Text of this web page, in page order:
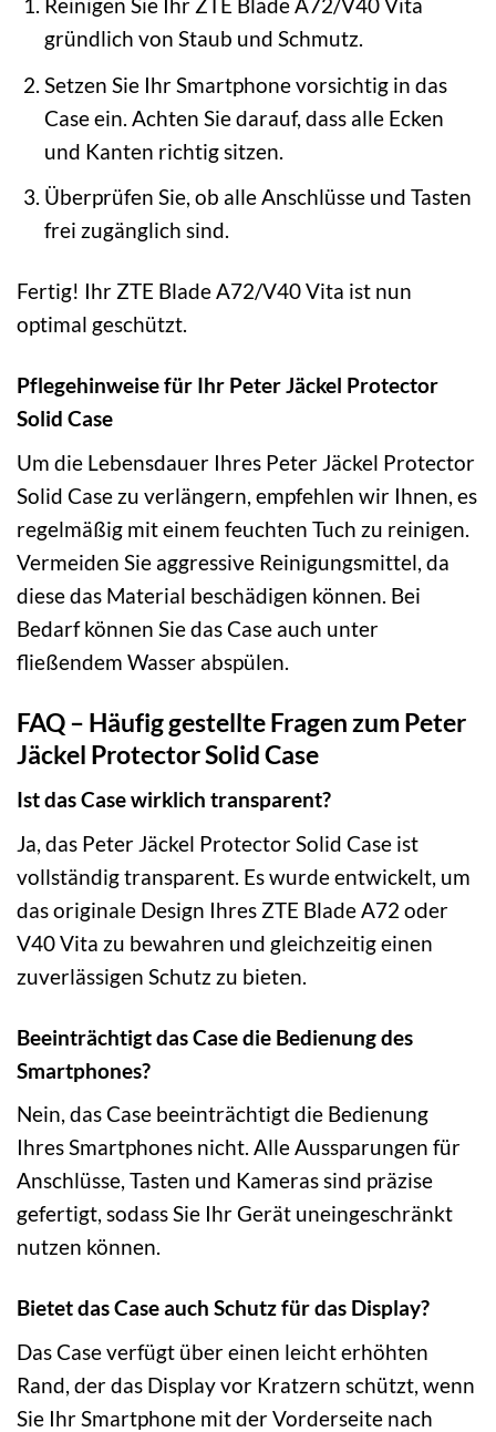
Reinigen Sie Ihr ZTE Blade A72/V40 Vita
gründlich von Staub und Schmutz.
Setzen Sie Ihr Smartphone vorsichtig in das
Case ein. Achten Sie darauf, dass alle Ecken
und Kanten richtig sitzen.
Überprüfen Sie, ob alle Anschlüsse und Tasten
frei zugänglich sind.
Fertig! Ihr ZTE Blade A72/V40 Vita ist nun
optimal geschützt.
Pflegehinweise für Ihr Peter Jäckel Protector
Solid Case
Um die Lebensdauer Ihres Peter Jäckel Protector
Solid Case zu verlängern, empfehlen wir Ihnen, es
regelmäßig mit einem feuchten Tuch zu reinigen.
Vermeiden Sie aggressive Reinigungsmittel, da
diese das Material beschädigen können. Bei
Bedarf können Sie das Case auch unter
fließendem Wasser abspülen.
FAQ – Häufig gestellte Fragen zum Peter
Jäckel Protector Solid Case
Ist das Case wirklich transparent?
Ja, das Peter Jäckel Protector Solid Case ist
vollständig transparent. Es wurde entwickelt, um
das originale Design Ihres ZTE Blade A72 oder
V40 Vita zu bewahren und gleichzeitig einen
zuverlässigen Schutz zu bieten.
Beeinträchtigt das Case die Bedienung des
Smartphones?
Nein, das Case beeinträchtigt die Bedienung
Ihres Smartphones nicht. Alle Aussparungen für
Anschlüsse, Tasten und Kameras sind präzise
gefertigt, sodass Sie Ihr Gerät uneingeschränkt
nutzen können.
Bietet das Case auch Schutz für das Display?
Das Case verfügt über einen leicht erhöhten
Rand, der das Display vor Kratzern schützt, wenn
Sie Ihr Smartphone mit der Vorderseite nach